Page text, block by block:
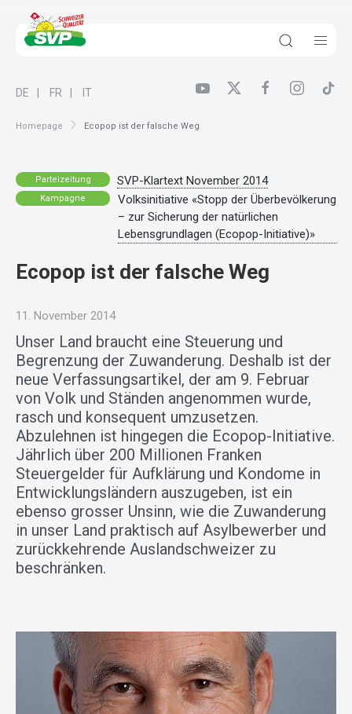
Homepage Ecopop ist der falsche Weg
DE FR IT
Parteizeitung SVP-Klartext November 2014
Kampagne
Volksinitiative «Stopp der Überbevölkerung
– zur Sicherung der natürlichen
Lebensgrundlagen (Ecopop-Initiative)»
Ecopop ist der falsche Weg
11. November 2014
Unser Land braucht eine Steuerung und
Begrenzung der Zuwanderung. Deshalb ist der
neue Verfassungsartikel, der am 9. Februar
von Volk und Ständen angenommen wurde,
rasch und konsequent umzusetzen.
Abzulehnen ist hingegen die Ecopop-Initiative.
Jährlich über 200 Millionen Franken
Steuergelder für Aufklärung und Kondome in
Entwicklungsländern auszugeben, ist ein
ebenso grosser Unsinn, wie die Zuwanderung
in unser Land praktisch auf Asylbewerber und
zurückkehrende Auslandschweizer zu
beschränken.